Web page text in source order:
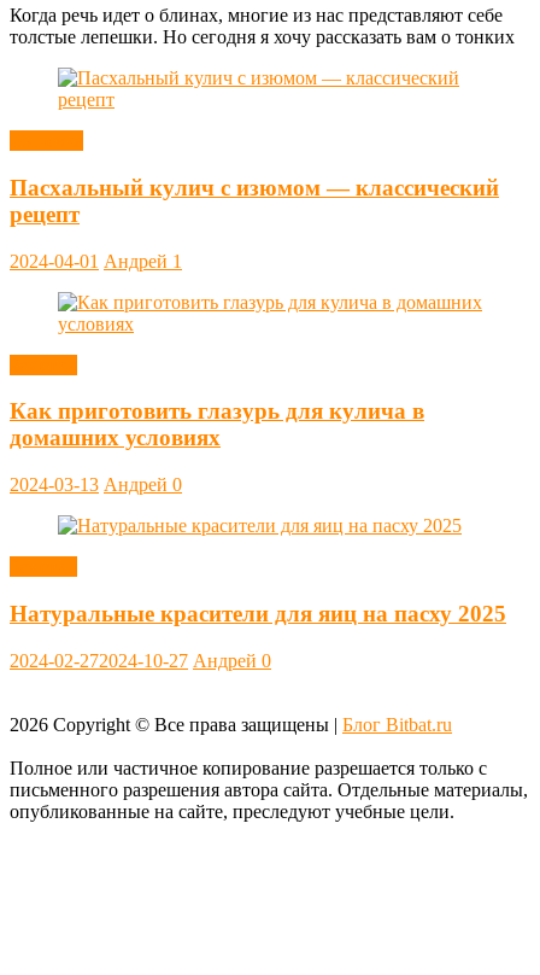
Когда речь идет о блинах, многие из нас представляют себе
толстые лепешки. Но сегодня я хочу рассказать вам о тонких
Пасхальный кулич с изюмом — классический
рецепт
2024-04-01 Андрей 1
Как приготовить глазурь для кулича в
домашних условиях
2024-03-13 Андрей 0
Натуральные красители для яиц на пасху 2025
2024-02-272024-10-27 Андрей 0
2026 Copyright © Все права защищены | Блог Bitbat.ru
Полное или частичное копирование разрешается только с
письменного разрешения автора сайта. Отдельные материалы,
опубликованные на сайте, преследуют учебные цели.